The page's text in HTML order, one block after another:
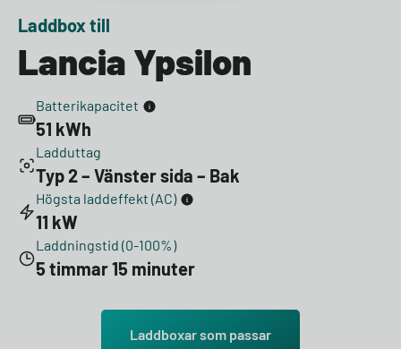
Laddbox till
Lancia Ypsilon
Batterikapacitet
51 kWh
Ladduttag
Typ 2 – Vänster sida – Bak
Högsta laddeffekt (AC)
11 kW
Laddningstid (0-100%)
5 timmar 15 minuter
Laddboxar som passar